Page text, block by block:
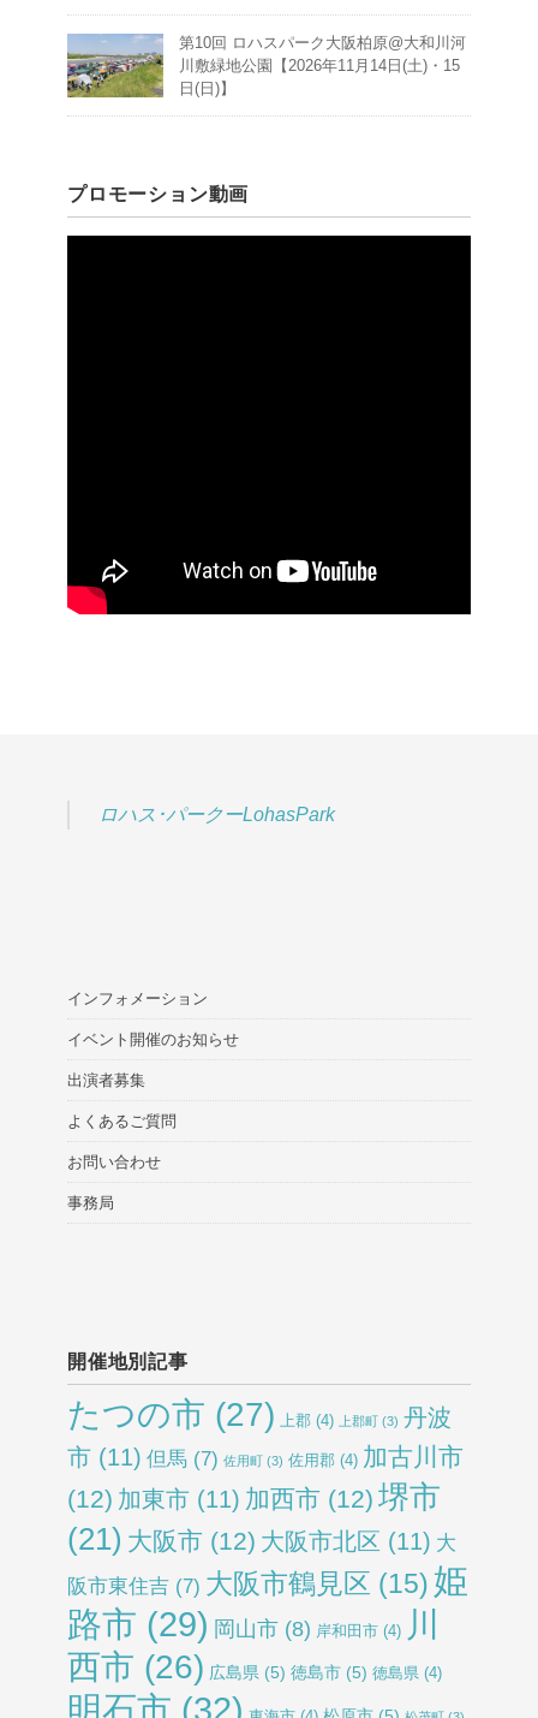
第10回 ロハスパーク大阪柏原@大和川河
川敷緑地公園【2026年11月14日(土)・15
日(日)】
プロモーション動画
ロハス･パークーLohasPark
インフォメーション
イベント開催のお知らせ
出演者募集
よくあるご質問
お問い合わせ
事務局
開催地別記事
たつの市 (27) 上郡 (4) 上郡町 (3) 丹波
市 (11) 但馬 (7) 佐用町 (3) 佐用郡 (4) 加古川市
(12) 加東市 (11) 加西市 (12) 堺市
(21) 大阪市 (12) 大阪市北区 (11) 大
阪市東住吉 (7) 大阪市鶴見区 (15) 姫
路市 (29) 岡山市 (8) 岸和田市 (4)
川
西市 (26) 広島県 (5) 徳島市 (5) 徳島県 (4)
明石市 (32)